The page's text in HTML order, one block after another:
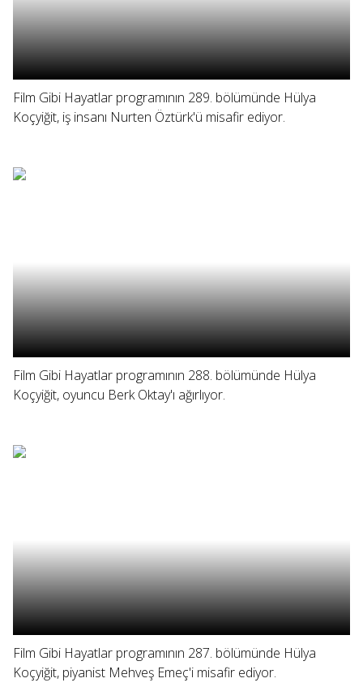
Film Gibi Hayatlar programının 289. bölümünde Hülya
Koçyiğit, iş insanı Nurten Öztürk'ü misafir ediyor.
Film Gibi Hayatlar programının 288. bölümünde Hülya
Koçyiğit, oyuncu Berk Oktay'ı ağırlıyor.
Film Gibi Hayatlar programının 287. bölümünde Hülya
Koçyiğit, piyanist Mehveş Emeç'i misafir ediyor.